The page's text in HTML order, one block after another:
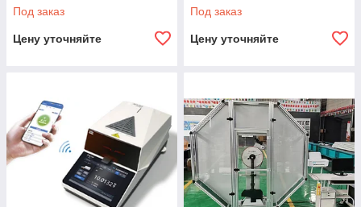
Под заказ
Цену уточняйте
Под заказ
Цену уточняйте